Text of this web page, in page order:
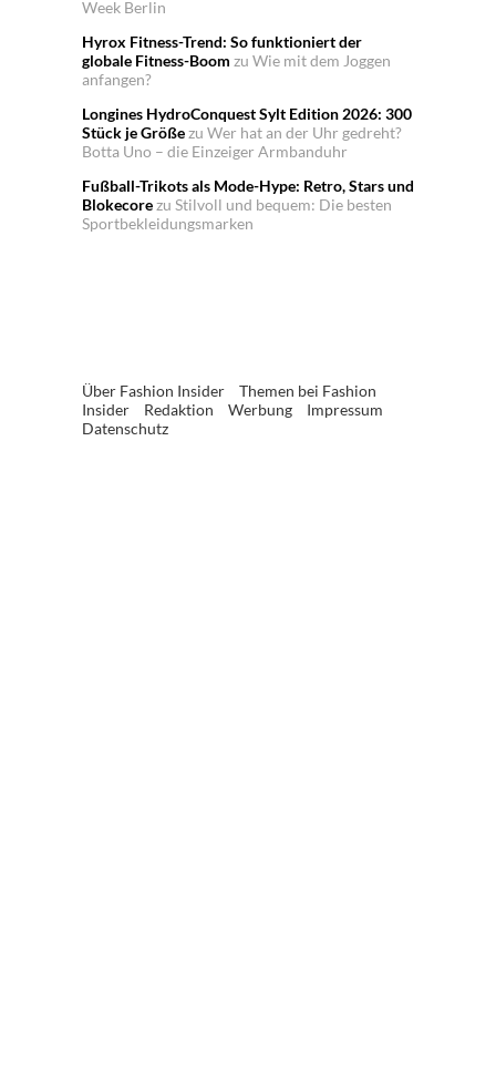
Week Berlin
Hyrox Fitness-Trend: So funktioniert der
globale Fitness-Boom zu Wie mit dem Joggen
anfangen?
Longines HydroConquest Sylt Edition 2026: 300
Stück je Größezu Wer hat an der Uhr gedreht?
Botta Uno – die Einzeiger Armbanduhr
Fußball-Trikots als Mode-Hype: Retro, Stars und
Blokecorezu Stilvoll und bequem: Die besten
Sportbekleidungsmarken
Über Fashion Insider
Themen bei Fashion
Insider
Redaktion Werbung
Impressum
Datenschutz